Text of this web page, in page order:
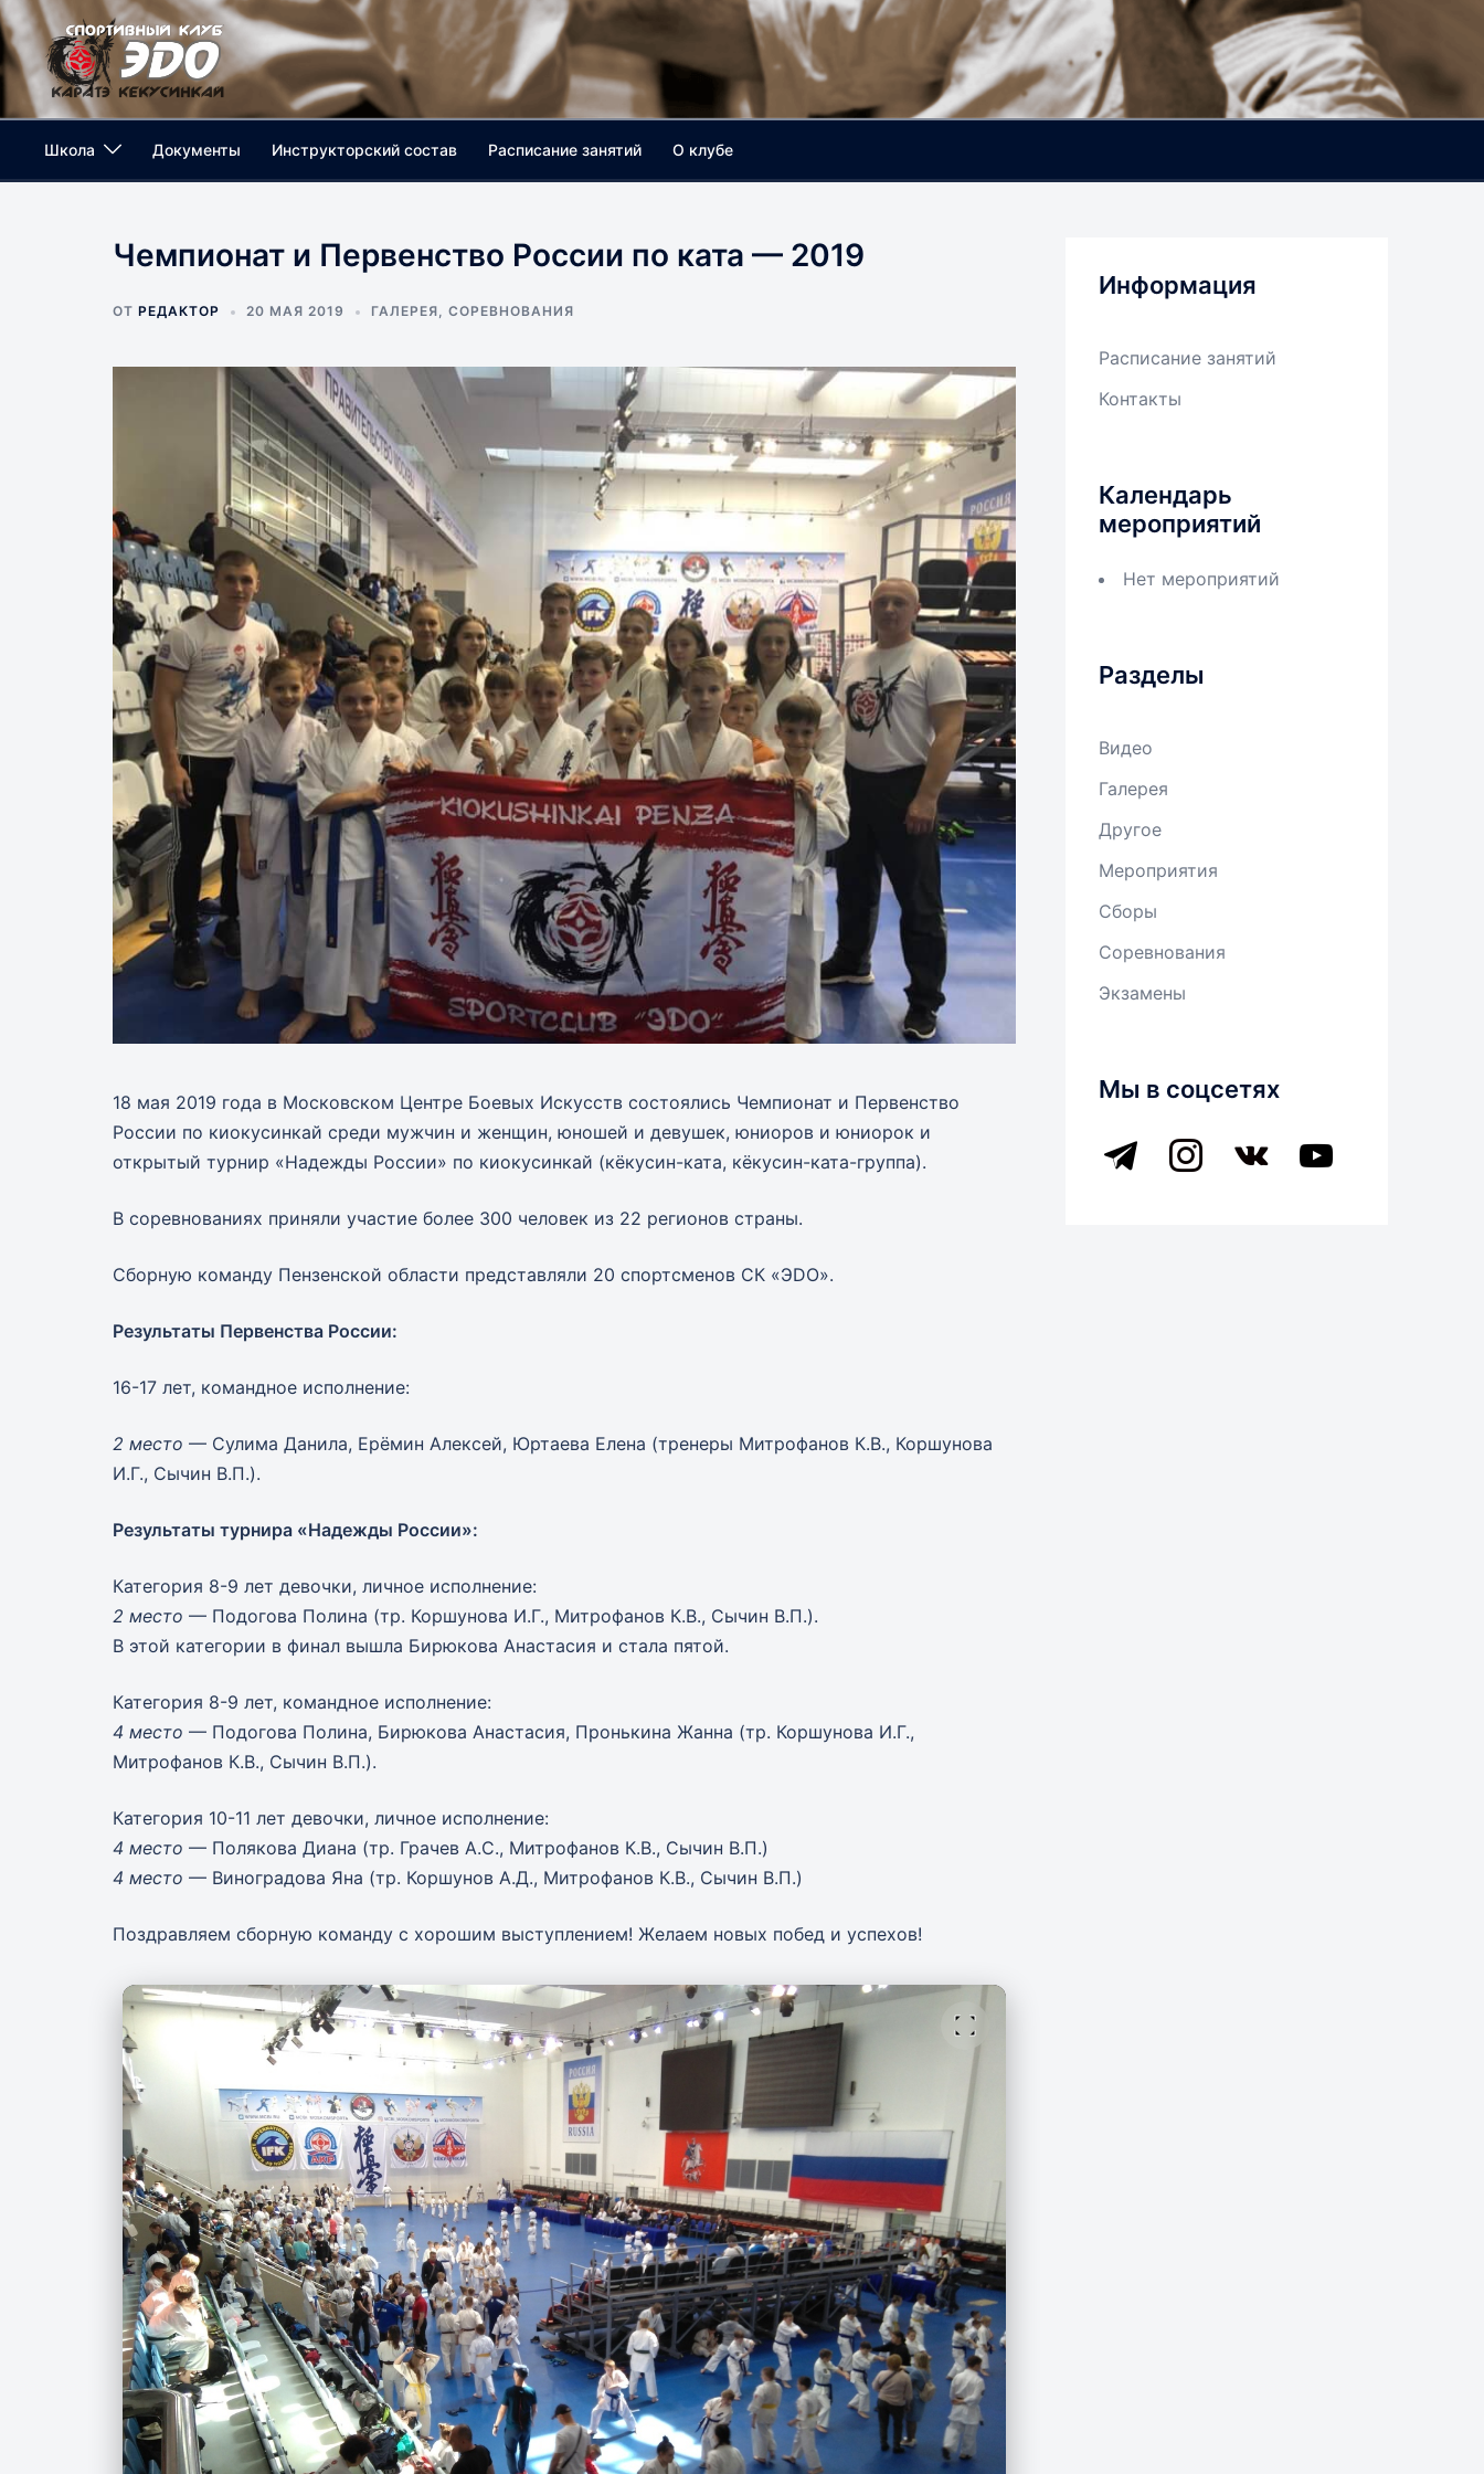
Перейти
к
содержимому
Школа Документы Инструкторский состав Расписание занятий О клубе
Чемпионат и Первенство России по ката — 2019
ОТ РЕДАКТОР 20 МАЯ 2019 ГАЛЕРЕЯ, СОРЕВНОВАНИЯ
18 мая 2019 года в Московском Центре Боевых Искусств состоялись Чемпионат и Первенство
России по киокусинкай среди мужчин и женщин, юношей и девушек, юниоров и юниорок и
открытый турнир «Надежды России» по киокусинкай (кёкусин-ката, кёкусин-ката-группа).
В соревнованиях приняли участие более 300 человек из 22 регионов страны.
Сборную команду Пензенской области представляли 20 спортсменов СК «ЭDО».
Результаты Первенства России:
16-17 лет, командное исполнение:
2 место — Сулима Данила, Ерёмин Алексей, Юртаева Елена (тренеры Митрофанов К.В., Коршунова
И.Г., Сычин В.П.).
Результаты турнира «Надежды России»:
Категория 8-9 лет девочки, личное исполнение:
2 место — Подогова Полина (тр. Коршунова И.Г., Митрофанов К.В., Сычин В.П.).
В этой категории в финал вышла Бирюкова Анастасия и стала пятой.
Категория 8-9 лет, командное исполнение:
4 место — Подогова Полина, Бирюкова Анастасия, Пронькина Жанна (тр. Коршунова И.Г.,
Митрофанов К.В., Сычин В.П.).
Категория 10-11 лет девочки, личное исполнение:
4 место — Полякова Диана (тр. Грачев А.С., Митрофанов К.В., Сычин В.П.)
4 место — Виноградова Яна (тр. Коршунов А.Д., Митрофанов К.В., Сычин В.П.)
Поздравляем сборную команду с хорошим выступлением! Желаем новых побед и успехов!
Информация
Расписание занятий
Контакты
Календарь
мероприятий
Нет мероприятий
Разделы
Видео
Галерея
Другое
Мероприятия
Сборы
Соревнования
Экзамены
Мы в соцсетях
telegram instagramvkontakteyoutube